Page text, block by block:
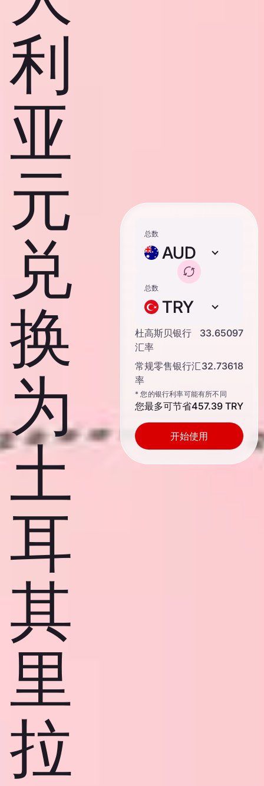
利
亚
元
兑
换
为
土
耳
其
里
拉
总数
AUD
总数
TRY
杜高斯贝银行
汇率
33.65097
常规零售银行汇
率
32.73618
* 您的银行利率可能有所不同
您最多可节省457.39 TRY
开始使用